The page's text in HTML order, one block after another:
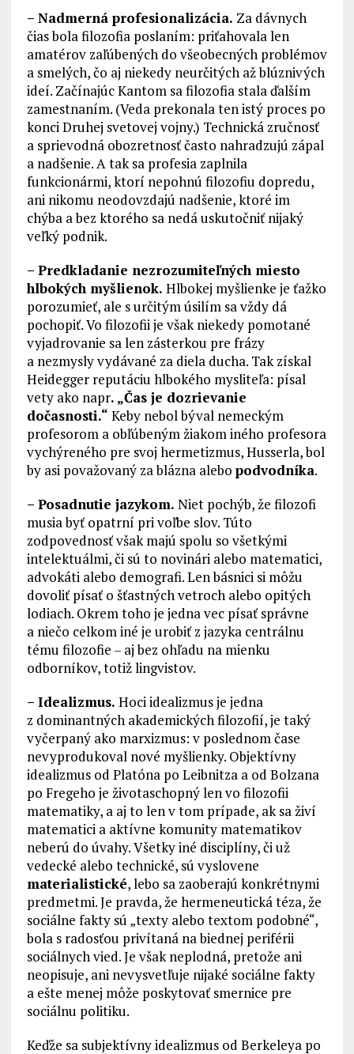
– Nadmerná profesionalizácia. Za dávnych
čias bola filozofia poslaním: priťahovala len
amatérov zaľúbených do všeobecných problémov
a smelých, čo aj niekedy neurčitých až blúznivých
ideí. Začínajúc Kantom sa filozofia stala ďalším
zamestnaním. (Veda prekonala ten istý proces po
konci Druhej svetovej vojny.) Technická zručnosť
a sprievodná obozretnosť často nahradzujú zápal
a nadšenie. A tak sa profesia zaplnila
funkcionármi, ktorí nepohnú filozofiu dopredu,
ani nikomu neodovzdajú nadšenie, ktoré im
chýba a bez ktorého sa nedá uskutočniť nijaký
veľký podnik.
– Predkladanie nezrozumiteľných miesto
hlbokých myšlienok. Hlbokej myšlienke je ťažko
porozumieť, ale s určitým úsilím sa vždy dá
pochopiť. Vo filozofii je však niekedy pomotané
vyjadrovanie sa len zásterkou pre frázy
a nezmysly vydávané za diela ducha. Tak získal
Heidegger reputáciu hlbokého mysliteľa: písal
vety ako napr. „Čas je dozrievanie
dočasnosti.“ Keby nebol býval nemeckým
profesorom a obľúbeným žiakom iného profesora
vychýreného pre svoj hermetizmus, Husserla, bol
by asi považovaný za blázna alebo podvodníka.
– Posadnutie jazykom. Niet pochýb, že filozofi
musia byť opatrní pri voľbe slov. Túto
zodpovednosť však majú spolu so všetkými
intelektuálmi, či sú to novinári alebo matematici,
advokáti alebo demografi. Len básnici si môžu
dovoliť písať o šťastných vetroch alebo opitých
lodiach. Okrem toho je jedna vec písať správne
a niečo celkom iné je urobiť z jazyka centrálnu
tému filozofie – aj bez ohľadu na mienku
odborníkov, totiž lingvistov.
– Idealizmus. Hoci idealizmus je jedna
z dominantných akademických filozofií, je taký
vyčerpaný ako marxizmus: v poslednom čase
nevyprodukoval nové myšlienky. Objektívny
idealizmus od Platóna po Leibnitza a od Bolzana
po Fregeho je životaschopný len vo filozofii
matematiky, a aj to len v tom prípade, ak sa živí
matematici a aktívne komunity matematikov
neberú do úvahy. Všetky iné disciplíny, či už
vedecké alebo technické, sú vyslovene
materialistické, lebo sa zaoberajú konkrétnymi
predmetmi. Je pravda, že hermeneutická téza, že
sociálne fakty sú „texty alebo textom podobné“,
bola s radosťou privítaná na biednej periférii
sociálnych vied. Je však neplodná, pretože ani
neopisuje, ani nevysvetľuje nijaké sociálne fakty
a ešte menej môže poskytovať smernice pre
sociálnu politiku.
Keďže sa subjektívny idealizmus od Berkeleya po